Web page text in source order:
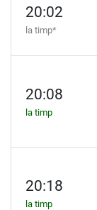
20:02
la timp*
20:08
la timp
20:18
la timp